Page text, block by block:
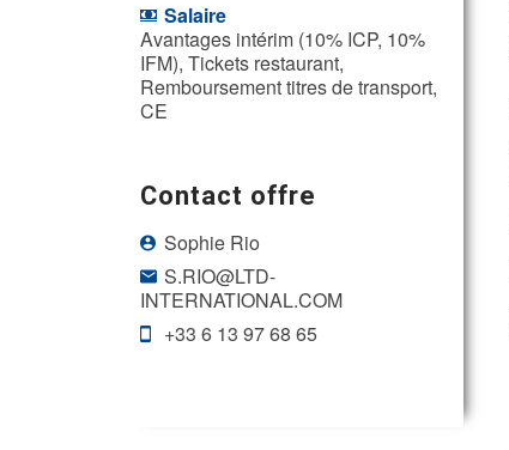
Salaire
Avantages intérim (10% ICP, 10%
IFM), Tickets restaurant,
Remboursement titres de transport,
CE
Contact offre
Sophie Rio
S.RIO@LTD-
INTERNATIONAL.COM
+33 6 13 97 68 65